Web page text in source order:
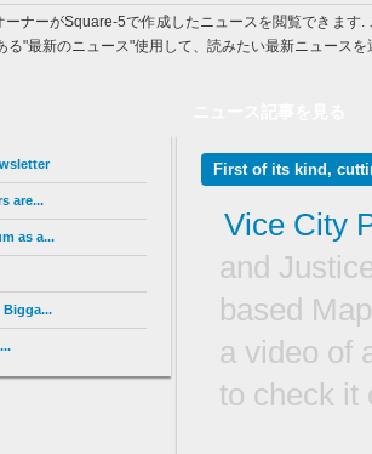
ーナーがSquare-5で作成したニュースを閲覧できま
る"最新のニュース"使用して、読みたい最新ニュース
are...
as a...
Bigga...
First of its kind,
Vice City
and
based
a video of
to check it